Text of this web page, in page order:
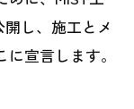
し、施工とメ
宣言します。